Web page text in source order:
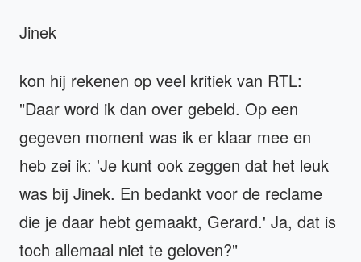
Jinek
kon hij rekenen op veel kritiek van RTL:
"Daar word ik dan over gebeld. Op een
gegeven moment was ik er klaar mee en
heb zei ik: 'Je kunt ook zeggen dat het leuk
was bij Jinek. En bedankt voor de reclame
die je daar hebt gemaakt, Gerard.' Ja, dat is
toch allemaal niet te geloven?"